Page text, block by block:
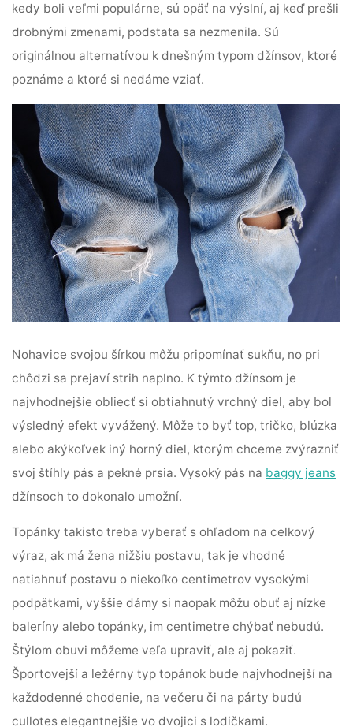
kedy boli veľmi populárne, sú opäť na výslní, aj keď prešli
drobnými zmenami, podstata sa nezmenila. Sú
originálnou alternatívou k dnešným typom džínsov, ktoré
poznáme a ktoré si nedáme vziať.
Nohavice svojou šírkou môžu pripomínať sukňu, no pri
chôdzi sa prejaví strih naplno. K týmto džínsom je
najvhodnejšie obliecť si obtiahnutý vrchný diel, aby bol
výsledný efekt vyvážený. Môže to byť top, tričko, blúzka
alebo akýkoľvek iný horný diel, ktorým chceme zvýrazniť
svoj štíhly pás a pekné prsia. Vysoký pás na baggy jeans
džínsoch to dokonalo umožní.
Topánky takisto treba vyberať s ohľadom na celkový
výraz, ak má žena nižšiu postavu, tak je vhodné
natiahnuť postavu o niekoľko centimetrov vysokými
podpätkami, vyššie dámy si naopak môžu obuť aj nízke
baleríny alebo topánky, im centimetre chýbať nebudú.
Štýlom obuvi môžeme veľa upraviť, ale aj pokaziť.
Športovejší a ležérny typ topánok bude najvhodnejší na
každodenné chodenie, na večeru či na párty budú
cullotes elegantnejšie vo dvojici s lodičkami.